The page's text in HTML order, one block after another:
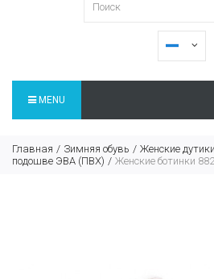
MENU
Главная Зимняя обувь Женские
подошве ЭВА (ПВХ)
Женские ботинки